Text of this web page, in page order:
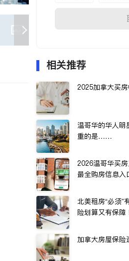
相关推荐
2025加拿大买
温哥华的华人
重的是……
2026温哥华买
最全购房信息入
北美租房“必须
险划算又有保障
加拿大房屋保险